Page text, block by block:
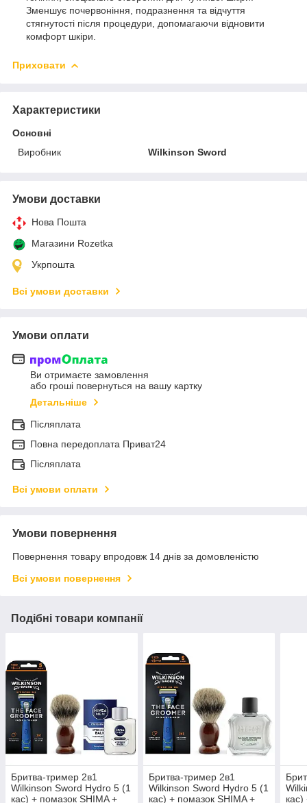
Зменшує почервоніння, подразнення та відчуття
стягнутості після процедури, допомагаючи відновити
комфорт шкіри.
Приховати
Характеристики
Основні
Виробник
Wilkinson Sword
Умови доставки
Нова Пошта
Магазини Rozetka
Укрпошта
Всі умови доставки
Умови оплати
Ви отримаєте замовлення
або гроші повернуться на вашу картку
Детальніше
Післяплата
Повна передоплата Приват24
Післяплата
Всі умови оплати
Умови повернення
Повернення товару впродовж 14 днів за домовленістю
Всі умови повернення
Подібні товари компанії
Бритва-тример 2в1
Wilkinson Sword Hydro 5 (1
кас) + помазок SHIMA +
Бритва-тример 2в1
Wilkinson Sword Hydro 5 (1
кас) + помазок SHIMA +
кас)